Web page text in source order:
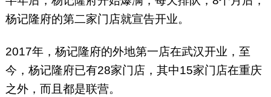
杨记隆府的第二家门店就宣告开业。
2017年，杨记隆府的外地第一店在武汉开业，至
今，杨记隆府已有28家门店，其中15家门店在重庆
之外，而且都是联营。